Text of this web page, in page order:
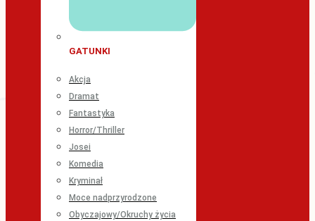
GATUNKI
Akcja
Dramat
Fantastyka
Horror/Thriller
Josei
Komedia
Kryminał
Moce nadprzyrodzone
Obyczajowy/Okruchy życia